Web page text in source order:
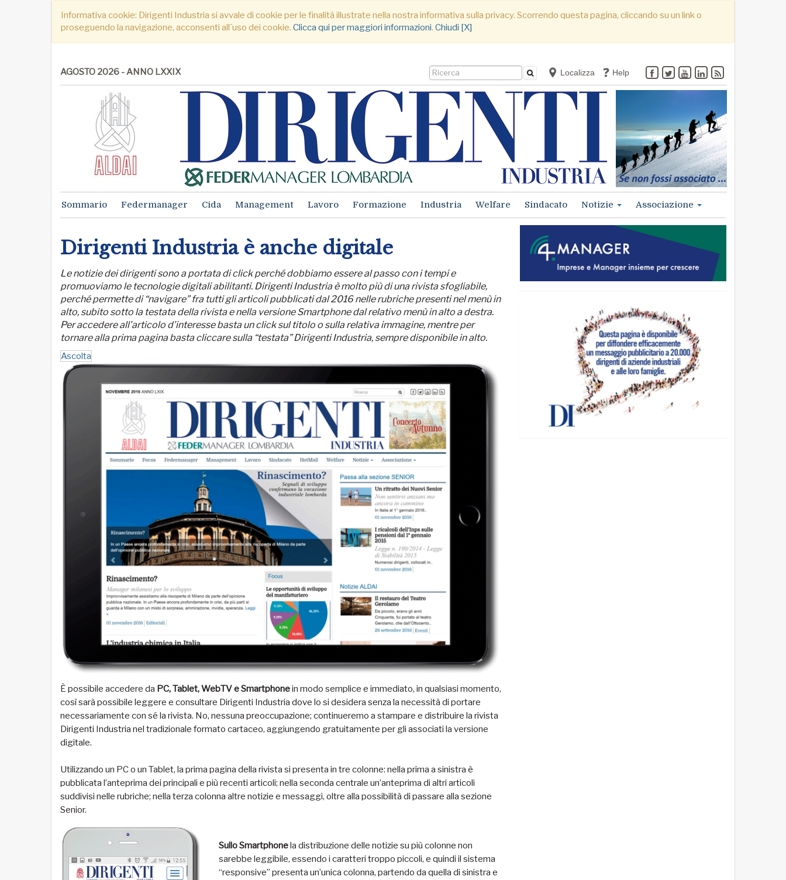
Informativa cookie: Dirigenti Industria si avvale di cookie per le finalità illustrate nella nostra informativa sulla privacy. Scorrendo questa pagina, cliccando su un link o
proseguendo la navigazione, acconsenti all´uso dei cookie. Clicca qui per maggiori informazioni. Chiudi [X]
AGOSTO 2026 - ANNO LXXIX Localizza Help
Sommario Federmanager Cida Management Lavoro Formazione Industria Welfare Sindacato Notizie Associazione
Dirigenti Industria è anche digitale
Le notizie dei dirigenti sono a portata di click perché dobbiamo essere al passo con i tempi e
promuoviamo le tecnologie digitali abilitanti. Dirigenti Industria è molto più di una rivista sfogliabile,
perché permette di “navigare” fra tutti gli articoli pubblicati dal 2016 nelle rubriche presenti nel menù in
alto, subito sotto la testata della rivista e nella versione Smartphone dal relativo menù in alto a destra.
Per accedere all’articolo d’interesse basta un click sul titolo o sulla relativa immagine, mentre per
tornare alla prima pagina basta cliccare sulla “testata” Dirigenti Industria, sempre disponibile in alto.
Ascolta
È possibile accedere da PC, Tablet, WebTV e Smartphonein modo semplice e immediato, in qualsiasi momento,
così sarà possibile leggere e consultare Dirigenti Industria dove lo si desidera senza la necessità di portare
necessariamente con sé la rivista. No, nessuna preoccupazione; continueremo a stampare e distribuire la rivista
Dirigenti Industria nel tradizionale formato cartaceo, aggiungendo gratuitamente per gli associati la versione
digitale.
Utilizzando un PC o un Tablet, la prima pagina della rivista si presenta in tre colonne: nella prima a sinistra è
pubblicata l’anteprima dei principali e più recenti articoli; nella seconda centrale un’anteprima di altri articoli
suddivisi nelle rubriche; nella terza colonna altre notizie e messaggi, oltre alla possibilità di passare alla sezione
Senior.
Sullo Smartphonela distribuzione delle notizie su più colonne non
sarebbe leggibile, essendo i caratteri troppo piccoli, e quindi il sistema
“responsive” presenta un’unica colonna, partendo da quella di sinistra e